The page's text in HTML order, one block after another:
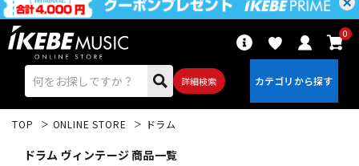
詳細検索
0
TOP ONLINE STORE ドラム
ドラム ヴィンテージ 商品一覧